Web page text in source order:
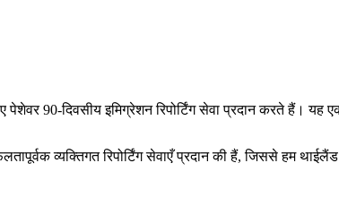
90‑दिवसीय इमिग्रेशन रिपोर्टिंग सेवा प्रदान करते हैं।
व्यक्तिगत रिपोर्टिंग सेवाएँ प्रदान की हैं, जिससे हम